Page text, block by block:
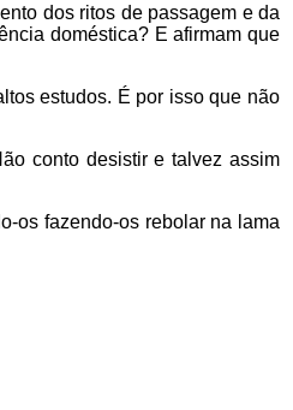
dos ritos de passagem e da
doméstica? E afirmam que
estudos. É por isso que não
conto desistir e talvez assim
os fazendo-os rebolar na lama